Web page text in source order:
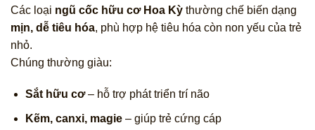
Các loại ngũ cốc hữu cơ Hoa Kỳ thường chế biến dạng
mịn, dễ tiêu hóa, phù hợp hệ tiêu hóa còn non yếu của trẻ
nhỏ.
Chúng thường giàu:
Sắt hữu cơ– hỗ trợ phát triển trí não
Kẽm, canxi, magie– giúp trẻ cứng cáp